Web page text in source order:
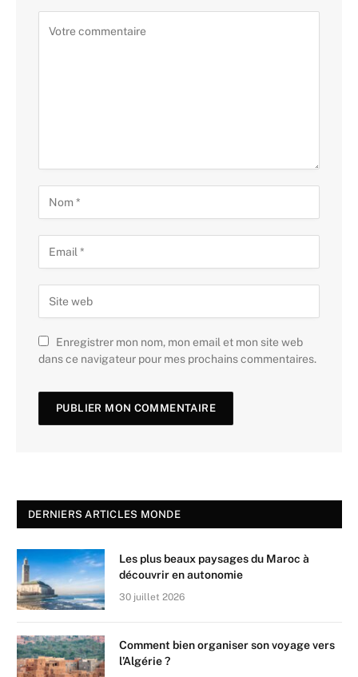
Enregistrer mon nom, mon email et mon site web
dans ce navigateur pour mes prochains commentaires.
DERNIERS ARTICLES MONDE
Les plus beaux paysages du Maroc à
découvrir en autonomie
30 juillet 2026
Comment bien organiser son voyage vers
l’Algérie ?